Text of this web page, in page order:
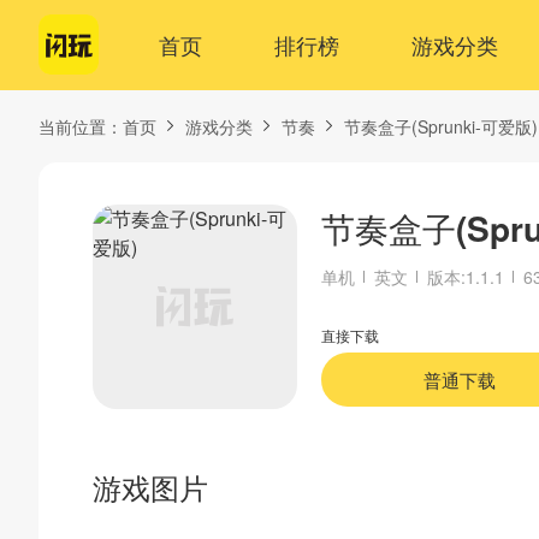
首页 排行榜 游戏分类
当前位置： 首页 游戏分类 节奏 节奏盒子(Sprunki-可爱版)
节奏盒子
单机 英文 版本:1.1.1
直接下载
普通下载
游戏图片